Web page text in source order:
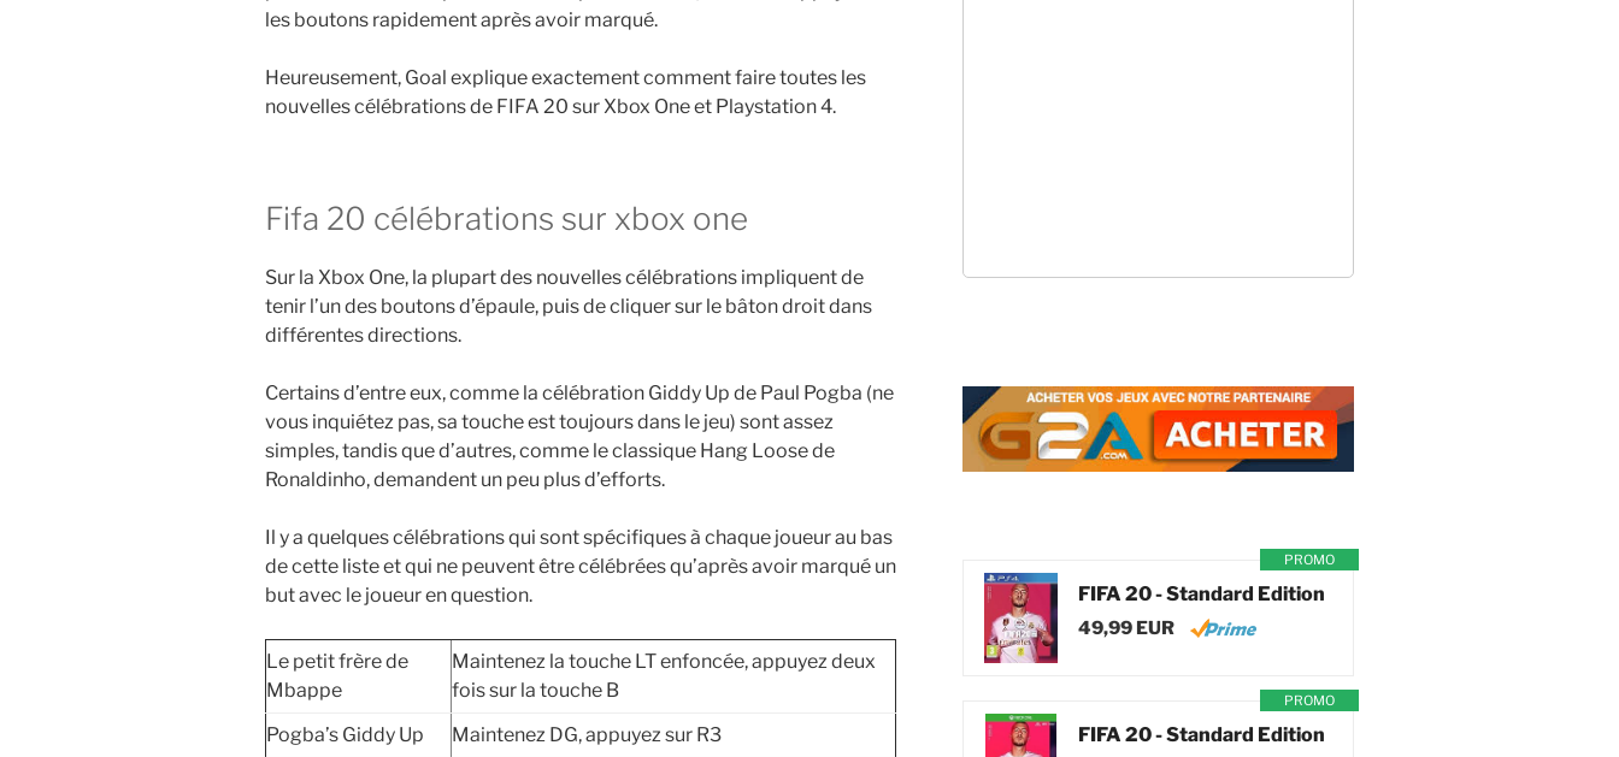
les boutons rapidement après avoir marqué.
Heureusement, Goal explique exactement comment faire toutes les
nouvelles célébrations de FIFA 20 sur Xbox One et Playstation 4.
Fifa 20 célébrations sur xbox one
Sur la Xbox One, la plupart des nouvelles célébrations impliquent de
tenir l’un des boutons d’épaule, puis de cliquer sur le bâton droit dans
différentes directions.
Certains d’entre eux, comme la célébration Giddy Up de Paul Pogba (ne
vous inquiétez pas, sa touche est toujours dans le jeu) sont assez
simples, tandis que d’autres, comme le classique Hang Loose de
Ronaldinho, demandent un peu plus d’efforts.
Il y a quelques célébrations qui sont spécifiques à chaque joueur au bas
de cette liste et qui ne peuvent être célébrées qu’après avoir marqué un
but avec le joueur en question.
Le petit frère de
Mbappe
Maintenez la touche LT enfoncée, appuyez deux
fois sur la touche B
Pogba’s Giddy Up
Maintenez DG, appuyez sur R3
PROMO
FIFA 20 - Standard Edition
49,99 EUR
PROMO
FIFA 20 - Standard Edition